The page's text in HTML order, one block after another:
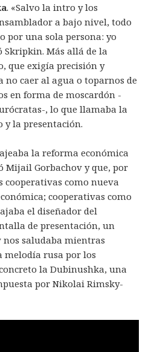
. «Salvo la intro y los
a bajo nivel, todo
por una sola persona: yo
Skripkin. Más allá de la
que exigía precisión y
caer al agua o toparnos de
en forma de moscardón -
, lo que llamaba la
la presentación.
la reforma económica
Mijail Gorbachov y que, por
cooperativas como nueva
cooperativas como
el diseñador del
de presentación, un
nos saludaba mientras
melodía rusa por los
la Dubinushka, una
por Nikolai Rimsky-